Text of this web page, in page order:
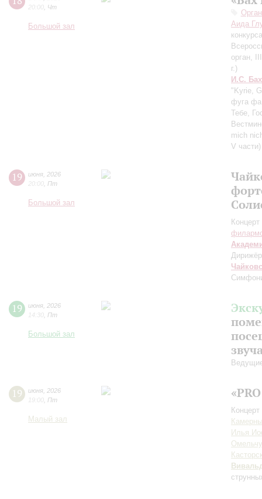
20:00 Чт
Большой зал
Аида
орган,
г.)
И.С. Бах
"Kyrie,
фуга
Тебе,
mich
V части)
19 июня 2026
20:00 Пт
Большой зал
19 июня 2026
14:30 Пт
Большой зал
19 июня 2026
19:00 Пт
Малый зал
Илья